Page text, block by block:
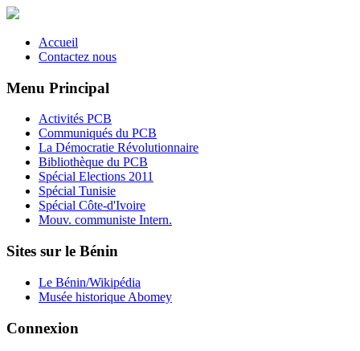
Accueil
Contactez nous
Menu Principal
Activités PCB
Communiqués du PCB
La Démocratie Révolutionnaire
Bibliothèque du PCB
Spécial Elections 2011
Spécial Tunisie
Spécial Côte-d'Ivoire
Mouv. communiste Intern.
Sites sur le Bénin
Le Bénin/Wikipédia
Musée historique Abomey
Connexion